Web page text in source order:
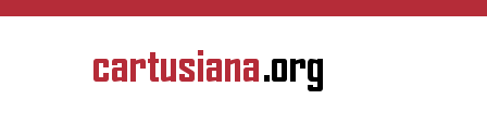
Overslaan en naar de inhoud gaan
CARTUSIANA
Geschiedenis
van de